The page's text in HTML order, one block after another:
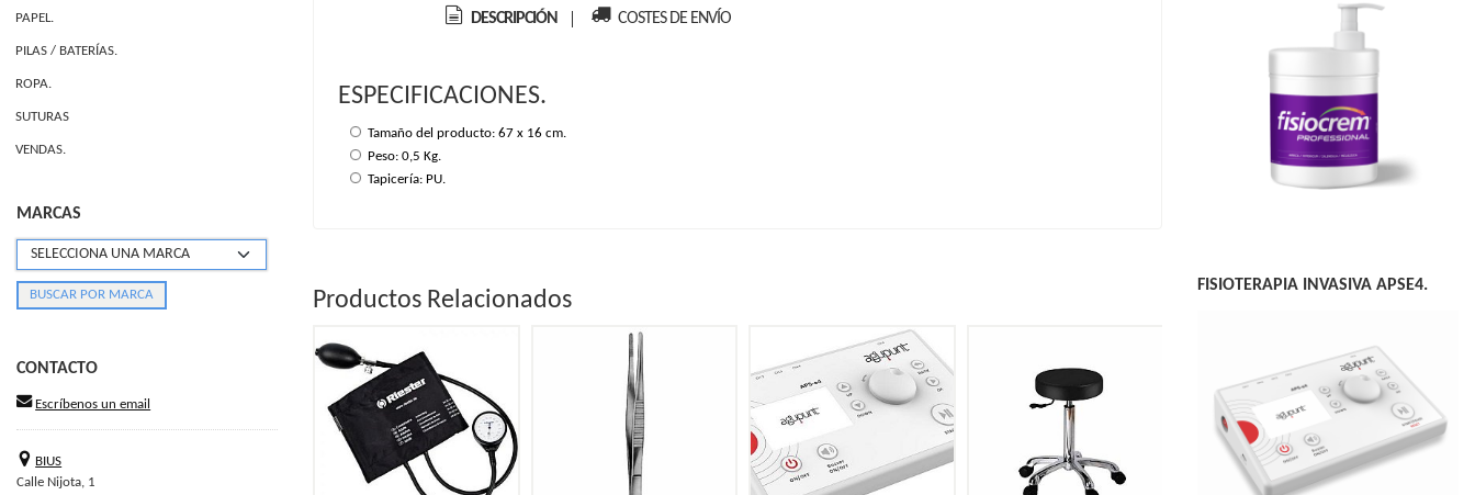
PAPEL.
PILAS / BATERÍAS.
ROPA.
SUTURAS
VENDAS.
MARCAS
CONTACTO
Escríbenos un email
BIUS
Calle Nijota, 1
Tamaño del producto: 67 x 16 cm.
Peso: 0,5 Kg.
FISIOTERAPIA INVASIVA APSE4.